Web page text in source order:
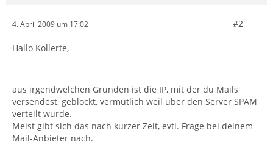
4. April 2009 um 17:02 #2
Hallo Kollerte,
aus irgendwelchen Gründen ist die IP, mit der du Mails
versendest, geblockt, vermutlich weil über den Server SPAM
verteilt wurde.
Meist gibt sich das nach kurzer Zeit, evtl. Frage bei deinem
Mail-Anbieter nach.